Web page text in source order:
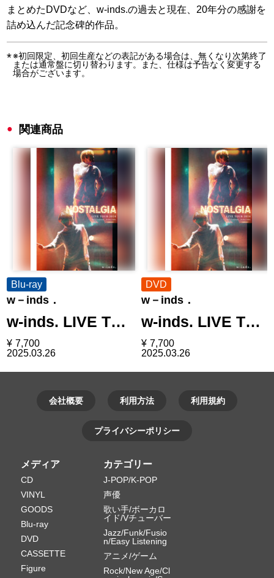
まとめたDVDなど、w-inds.の過去と現在、20年分の感謝を
詰め込んだ記念碑的作品。
※初回限定、初回生産などの表記がある場合は、無くなり次第終了
または通常盤に切り替わります。また、仕様は予告なく変更する
場合がございます。
関連商品
Blu-ray
w－inds．
w-inds. LIVE T…
¥ 7,700
2025.03.26
DVD
w－inds．
w-inds. LIVE T…
¥ 7,700
2025.03.26
会社概要 利用方法 利用規約
プライバシーポリシー
メディア
CD
VINYL
GOODS
Blu-ray
DVD
CASSETTE
Figure
カテゴリー
J-POP/K-POP
声優
歌い手/ボーカロ
イド/Vチューバー
Jazz/Funk/Fusio
n/Easy Listening
アニメ/ゲーム
Rock/New Age/Cl